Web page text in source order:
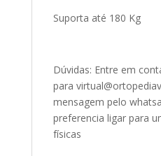
Suporta até 180 Kg
Dúvidas: Entre em
para
mensagem pelo
preferencia ligar para
físicas